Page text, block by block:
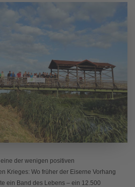
eine der wenigen positiven
Krieges: Wo früher der Eiserne Vorhang
ein Band des Lebens – ein 12.500